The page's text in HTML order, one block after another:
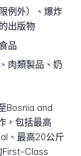
例外）、爆炸
出版物
品
肉類製品、奶
Bosnia and
，包括最高
、最高20公斤
First-Class